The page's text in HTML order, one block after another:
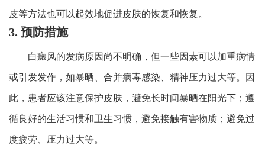
皮等方法也可以起效地促进皮肤的恢复和恢复。
3. 预防措施
白癜风的发病原因尚不明确，但一些因素可以加重病情
或引发发作，如暴晒、合并病毒感染、精神压力过大等。因
此，患者应该注意保护皮肤，避免长时间暴晒在阳光下；遵
循良好的生活习惯和卫生习惯，避免接触有害物质；避免过
度疲劳、压力过大等。